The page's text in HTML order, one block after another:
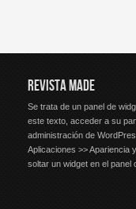
REVISTA MADE
Se trata de un panel de
este texto, acceder a su
administración de
Aplicaciones >> Apariencia
soltar un widget en el panel